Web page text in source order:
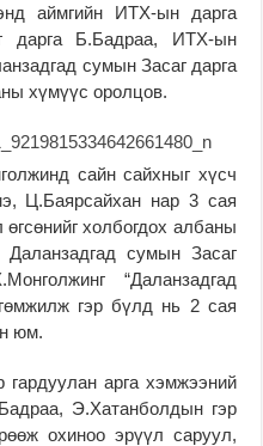
аймгийн ИТХ-ын дарга
дарга Б.Бадраа, ИТХ-ын
сумын Засаг дарга
хүмүүс оролцов.
сайн сайхныг хүсч
Ц.Баярсайхан нар 3 сая
холбогдох албаны
сумын Засаг
“Даланзадгад
гэр бүлд нь 2 сая
юм.
арга хэмжээний
Э.Хатанболдын гэр
охиноо эрүүл саруул,